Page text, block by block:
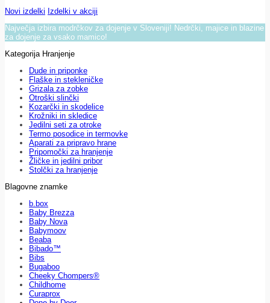
Novi izdelki Izdelki v akciji
Največja izbira modrčkov za dojenje v Sloveniji! Nedrčki, majice in blazine
za dojenje za vsako mamico!
Kategorija Hranjenje
Dude in priponke
Flaške in stekleničke
Grizala za zobke
Otroški slinčki
Kozarčki in skodelice
Krožniki in skledice
Jedilni seti za otroke
Termo posodice in termovke
Aparati za pripravo hrane
Pripomočki za hranjenje
Žličke in jedilni pribor
Stolčki za hranjenje
Blagovne znamke
b.box
Baby Brezza
Baby Nova
Babymoov
Beaba
Bibado™
Bibs
Bugaboo
Cheeky Chompers®
Childhome
Curaprox